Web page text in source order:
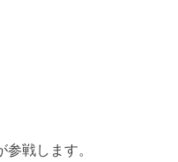
戦します。